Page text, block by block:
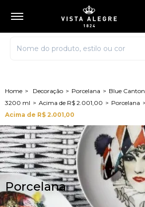
Decoração Porcelana Blue Canton
3200 ml
Acima de R$ 2.001,00 Porcelana
Acima de R$ 2.001,00
Porcelana